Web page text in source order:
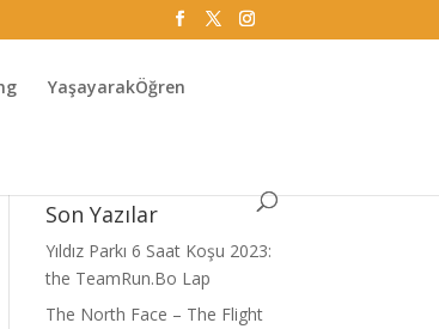
YaşayarakÖğren
Son Yazılar
Yıldız Parkı 6 Saat Koşu 2023:
the TeamRun.Bo Lap
The North Face – The Flight